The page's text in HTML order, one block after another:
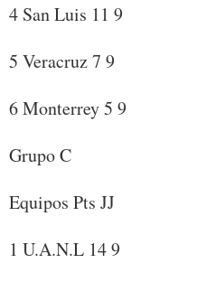
4 San Luis 11 9
5 Veracruz 7 9
6 Monterrey 5 9
Grupo C
Equipos Pts JJ
1 U.A.N.L 14 9